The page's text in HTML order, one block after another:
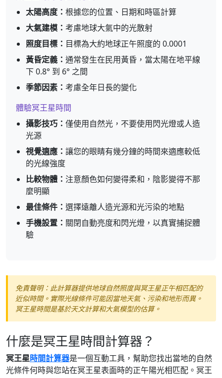
太陽高度： 根據您的位置、日期和時區計算
大氣建模： 考慮地球大氣中的光散射
照度目標： 目標為大約地球正午照度的 0.0001
黃昏定義： 通常發生在民用黃昏，當太陽在地平線
下 0.8° 到 6° 之間
季節因素： 考慮全年日長的變化
體驗冥王星時間
攝影技巧： 僅使用自然光，不要使用閃光燈或人造
光源
視覺適應： 讓您的眼睛有幾分鐘的時間來適應較低
的光線強度
比較物體： 注意顏色如何變得柔和，陰影變得不那
麼明顯
最佳條件： 選擇遠離人造光源和光污染的地點
手機設置： 關閉自動亮度和閃光燈，以真實捕捉體
驗
免責聲明：此計算器提供地球自然照度與冥王星正午相匹配的
近似時間。實際光線條件可能因當地天氣、污染和地形而異。
冥王星時間是基於天文計算和大氣模型的估算。
什麼是冥王星時間計算器？
冥王星時間計算器是一個互動工具，幫助您找出當地的自然
光條件何時與您站在冥王星表面時的正午陽光相匹配。冥王